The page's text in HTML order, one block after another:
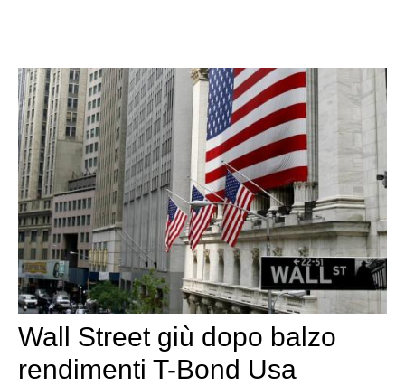
Wall Street giù dopo balzo
rendimenti T-Bond Usa